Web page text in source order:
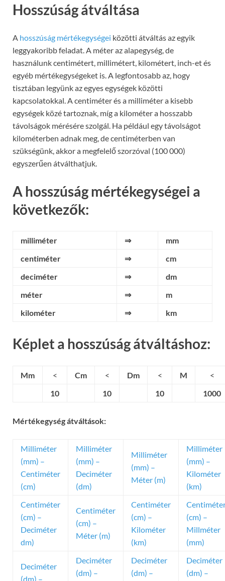
Hosszúság átváltása
A hosszúság mértékegységei közötti átváltás az egyik
leggyakoribb feladat. A méter az alapegység, de
használunk centimétert, millimétert, kilométert, inch-et és
egyéb mértékegységeket is. A legfontosabb az, hogy
tisztában legyünk az egyes egységek közötti
kapcsolatokkal. A centiméter és a milliméter a kisebb
egységek közé tartoznak, míg a kilométer a hosszabb
távolságok mérésére szolgál. Ha például egy távolságot
kilométerben adnak meg, de centiméterben van
szükségünk, akkor a megfelelő szorzóval (100 000)
egyszerűen átválthatjuk.
A hosszúság mértékegységei a
következők:
milliméter ⇒
mm
centiméter
⇒
cm
deciméter
⇒
dm
méter
⇒
m
kilométer
⇒ km
Képlet a hosszúság átváltáshoz:
Mm < Cm < Dm < M
<
10
10 10 1000
Mértékegység átváltások:
Milliméter
(mm) –
Centiméter
(cm)
Milliméter
(mm) –
Deciméter
(dm)
Milliméter
(mm) –
Méter (m)
Milliméter
(mm) –
Kilométer
(km)
Centiméter
(cm) –
Deciméter
dm)
Centiméter
(cm) –
Méter (m)
Centiméter
(cm) –
Kilométer
(km)
(cm) –
Millméter
(mm)
Deciméter
(dm) –
Deciméter
(dm) –
Deciméter
(dm) –
Deciméter
(dm) –